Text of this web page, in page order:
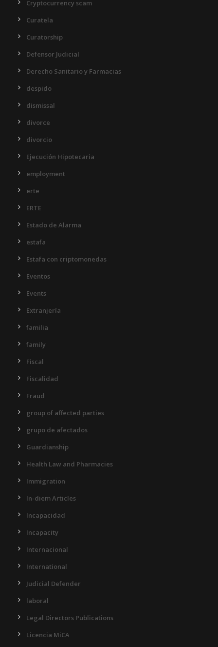
Cryptocurrency scam
Curatela
Curatorship
Defensor Judicial
Derecho Sanitario y Farmacias
despido
dismissal
divorce
divorcio
Ejecución Hipotecaria
employment
erte
ERTE
Estado de Alarma
estafa
Estafa con criptomonedas
Eventos
Events
Extranjería
familia
family
Fiscal
Fiscalidad
Fraud
group of affected parties
grupo de afectados
Guardianship
Health Law and Pharmacies
Immigration
In-diem Articles
Incapacidad
Incapacity
Internacional
International
Judicial Defender
laboral
Legal Directors Publications
Licencia MiCA